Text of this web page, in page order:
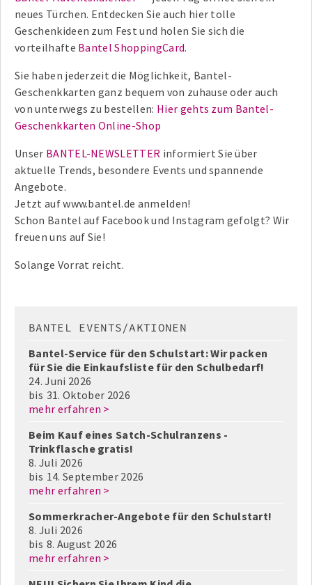
neues Türchen. Entdecken Sie auch hier tolle
Geschenkideen zum Fest und holen Sie sich die
vorteilhafte Bantel ShoppingCard.
Sie haben jederzeit die Möglichkeit, Bantel-
Geschenkkarten ganz bequem von zuhause oder auch
von unterwegs zu bestellen: Hier gehts zum Bantel-
Geschenkkarten Online-Shop
Unser BANTEL-NEWSLETTER informiert Sie über
aktuelle Trends, besondere Events und spannende
Angebote.
Jetzt auf www.bantel.de anmelden!
Schon Bantel auf Facebook und Instagram gefolgt? Wir
freuen uns auf Sie!
Solange Vorrat reicht.
BANTEL EVENTS/AKTIONEN
Bantel-Service für den Schulstart: Wir packen
für Sie die Einkaufsliste für den Schulbedarf!
24. Juni 2026
bis 31. Oktober 2026
mehr erfahren >
Beim Kauf eines Satch-Schulranzens -
Trinkflasche gratis!
8. Juli 2026
bis 14. September 2026
mehr erfahren >
Sommerkracher-Angebote für den Schulstart!
8. Juli 2026
bis 8. August 2026
mehr erfahren >